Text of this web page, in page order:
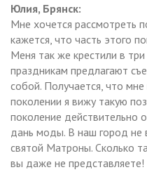
Юлия, Брянск:
Мне хочется рассмотреть
кажется, что часть этого
Меня так же крестили в
праздникам предлагают
собой. Получается, что
поколении я вижу такую
поколение действительно
дань моды. В наш город не
святой Матроны. Сколько
вы даже не представляете!